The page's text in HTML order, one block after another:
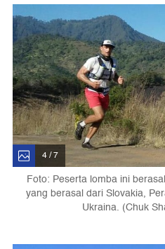
4 / 7
Foto: Peserta lomba ini
yang berasal dari Slovakia,
Ukraina. (Chuk